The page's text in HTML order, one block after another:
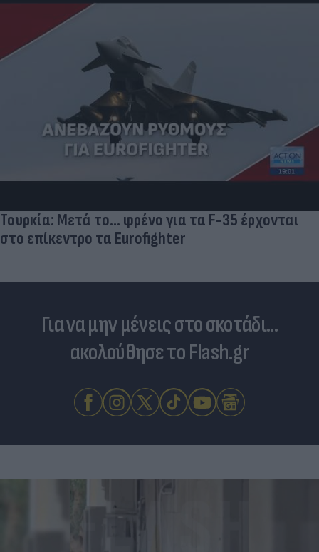
Τουρκία: Μετά το... φρένο για τα F-35 έρχονται
στο επίκεντρο τα Eurofighter
Για να μην μένεις στο σκοτάδι...
ακολούθησε το Flash.gr